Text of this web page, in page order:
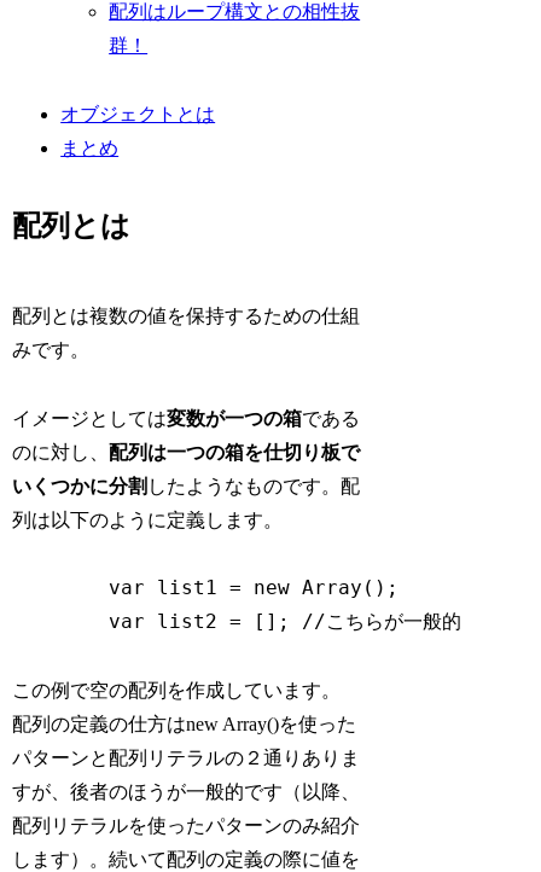
配列はループ構文との相性抜
群！
オブジェクトとは
まとめ
配列とは
配列とは複数の値を保持するための仕組
みです。
イメージとしては変数が一つの箱である
のに対し、配列は一つの箱を仕切り板で
いくつかに分割 したようなものです。配
列は以下のように定義します。
	var list2 = []; //こちらが一般的
この例で空の配列を作成しています。
配列の定義の仕方はnew Array()を使った
パターンと配列リテラルの２通りありま
すが、後者のほうが一般的です（以降、
配列リテラルを使ったパターンのみ紹介
します）。続いて配列の定義の際に値を